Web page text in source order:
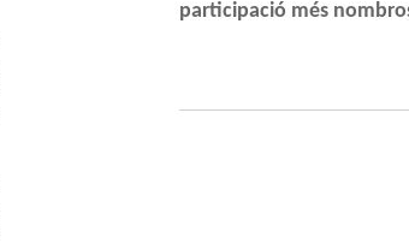
participació més